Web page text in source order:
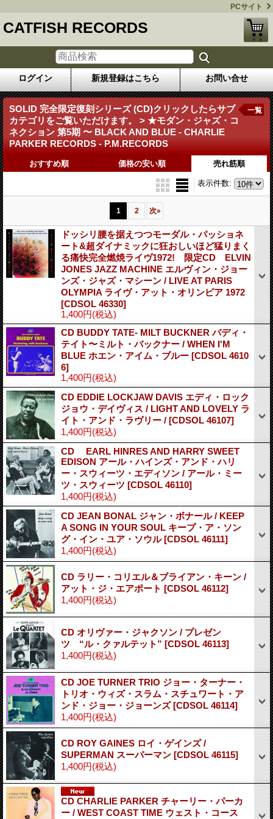
PCサイト
CATFISH RECORDS
ログイン 新規登録はこちら お問い合せ
SOLID 完全限定復刻シリーズ (CD)クリックしたらサブ
カテゴリをご覧いただけます。 > ★モダン・ジャズ・コ
ネクション 第5期 〜 BLACK AND BLUE - CHARLIE
PARKER RECORDS - P.M.RECORDS
一覧
おすすめ順 価格の安い順 売れ筋順
表示件数:
1 2 次»
ドッシリ腰を据えつつモーダル・パッショネ
ート&超ダイナミックに狂おしいほど猛りまく
る痛快完全燃焼ライヴ1972! 限定CD ELVIN
JONES JAZZ MACHINE エルヴィン・ジョー
ンズ・ジャズ・マシーン / LIVE AT PARIS
OLYMPIA ライヴ・アット・オリンピア 1972
[CDSOL 46330]
1,400円(税込)
CD BUDDY TATE- MILT BUCKNER バディ・
テイト〜ミルト・バックナー / WHEN I'M
BLUE ホエン・アイム・ブルー [CDSOL 4610
6]
1,400円(税込)
CD EDDIE LOCKJAW DAVIS エディ・ロック
ジョウ・デイヴィス / LIGHT AND LOVELY ラ
イト・アンド・ラヴリー / [CDSOL 46107]
1,400円(税込)
CD EARL HINRES AND HARRY SWEET
EDISON アール・ハインズ・アンド・ハリ
ー・スウィーツ・エディソン / アール・ミー
ツ・スウィーツ [CDSOL 46110]
1,400円(税込)
CD JEAN BONAL ジャン・ボナール / KEEP
A SONG IN YOUR SOUL キープ・ア・ソン
グ・イン・ユア・ソウル[CDSOL 46111]
1,400円(税込)
CD ラリー・コリエル＆ブライアン・キーン /
アット・ジ・エアポート [CDSOL 46112]
1,400円(税込)
CD オリヴァー・ジャクソン / プレゼン
ツ “ル・クァルテット” [CDSOL 46113]
1,400円(税込)
CD JOE TURNER TRIO ジョー・ターナー・
トリオ・ウィズ・スラム・スチュワート・ア
ンド・ジョー・ジョーンズ[CDSOL 46114]
1,400円(税込)
CD ROY GAINES ロイ・ゲインズ /
SUPERMAN スーパーマン [CDSOL 46115]
1,400円(税込)
CD CHARLIE PARKER チャーリー・パーカ
ー / WEST COAST TIME ウェスト・コース